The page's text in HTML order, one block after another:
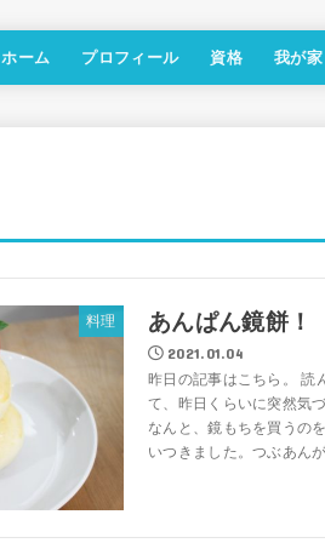
ホーム プロフィール 資格 我が家
料理 あんぱん鏡餅！
2021.01.04
昨日の記事はこちら。 読
て、昨日くらいに突然気
なんと、鏡もちを買うの
いつきました。つぶあんが